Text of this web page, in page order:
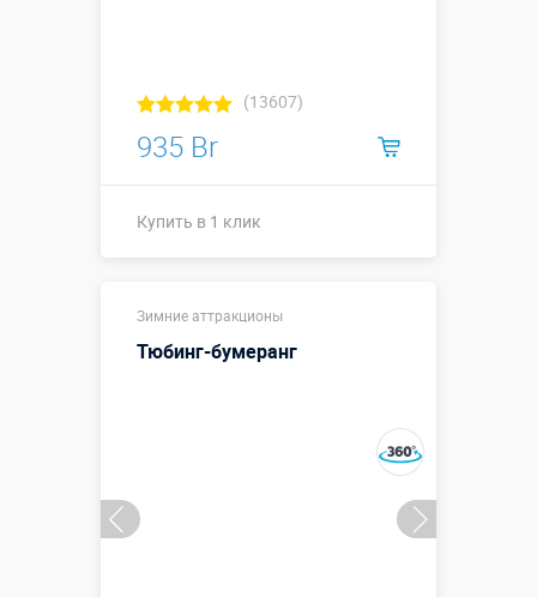
(13607)
935 Br
Купить в 1 клик
Зимние аттракционы
Тюбинг-бумеранг